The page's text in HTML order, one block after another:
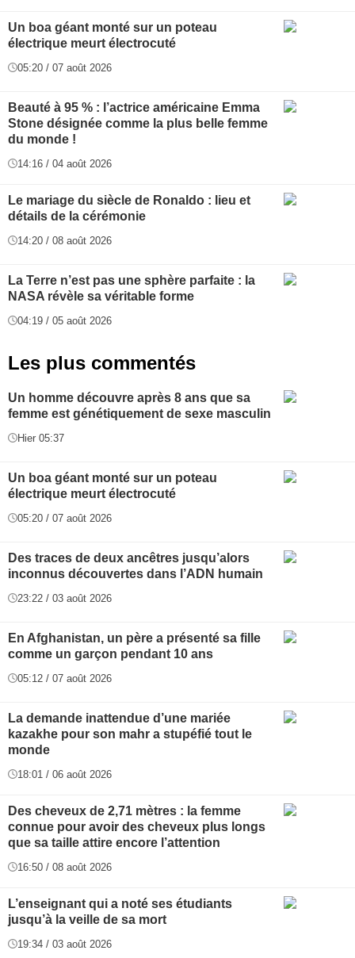
Un boa géant monté sur un poteau
électrique meurt électrocuté
05:20 / 07 août 2026
Beauté à 95 % : l’actrice américaine Emma
Stone désignée comme la plus belle femme
du monde !
14:16 / 04 août 2026
Le mariage du siècle de Ronaldo : lieu et
détails de la cérémonie
14:20 / 08 août 2026
La Terre n’est pas une sphère parfaite : la
NASA révèle sa véritable forme
04:19 / 05 août 2026
Les plus commentés
Un homme découvre après 8 ans que sa
femme est génétiquement de sexe masculin
Hier 05:37
Un boa géant monté sur un poteau
électrique meurt électrocuté
05:20 / 07 août 2026
Des traces de deux ancêtres jusqu’alors
inconnus découvertes dans l’ADN humain
23:22 / 03 août 2026
En Afghanistan, un père a présenté sa fille
comme un garçon pendant 10 ans
05:12 / 07 août 2026
La demande inattendue d’une mariée
kazakhe pour son mahr a stupéfié tout le
monde
18:01 / 06 août 2026
Des cheveux de 2,71 mètres : la femme
connue pour avoir des cheveux plus longs
que sa taille attire encore l’attention
16:50 / 08 août 2026
L’enseignant qui a noté ses étudiants
jusqu’à la veille de sa mort
19:34 / 03 août 2026